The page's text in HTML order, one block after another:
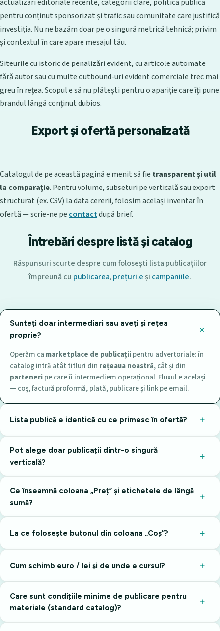
actualizări editoriale recente, categorii clare, politică publică
pentru conținut sponsorizat și trafic sau comunitate care justifică
investiția. Nu ne bazăm doar pe o singură metrică tehnică; privim
și contextul în care apare mesajul tău.
Siteurile cu istoric de penalizări evident, cu articole automate
fără autor sau cu multe outbound-uri evident comerciale trec mai
greu în rețea. Scopul e să nu plătești pentru o apariție care îți pune
brandul lângă conținut dubios.
Export și ofertă personalizată
Catalogul de pe această pagină e menit să fie transparent și util
la comparație. Pentru volume, subseturi pe verticală sau export
structurat (ex. CSV) la data cererii, folosim același inventar în
ofertă — scrie-ne pe contactdupă brief.
Întrebări despre listă și catalog
Răspunsuri scurte despre cum folosești lista publicațiilor
împreună cu publicarea, prețurileși campaniile.
Sunteți doar intermediari sau aveți și rețea
proprie?
Operăm ca marketplace de publicațiipentru advertoriale: în
catalog intră atât titluri din rețeaua noastră, cât și din
parteneripe care îi intermediem operațional. Fluxul e același
— coș, factură proformă, plată, publicare și link pe email.
Lista publică e identică cu ce primesc în ofertă?
Pot alege doar publicații dintr-o singură
verticală?
Ce înseamnă coloana „Preț” și etichetele de lângă
sumă?
La ce folosește butonul din coloana „Coș”?
Cum schimb euro / lei și de unde e cursul?
Care sunt condițiile minime de publicare pentru
materiale (standard catalog)?